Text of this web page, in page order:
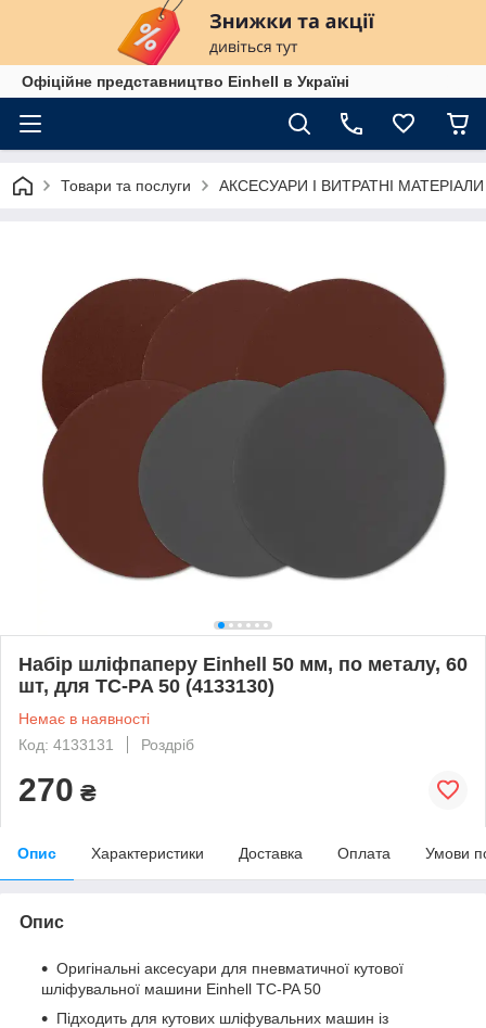
Офіційне представництво Einhell в Україні
Товари та послуги АКСЕСУАРИ І ВИТРАТНІ МАТЕРІАЛИ
Набір шліфпаперу Einhell 50 мм, по металу, 60
шт, для TC-PA 50 (4133130)
Немає в наявності
Код: 4133131
Роздріб
270 ₴
Опис Характеристики Доставка Оплата Умови
Опис
Оригінальні аксесуари для пневматичної кутової
шліфувальної машини Einhell TC-PA 50
Підходить для кутових шліфувальних машин із